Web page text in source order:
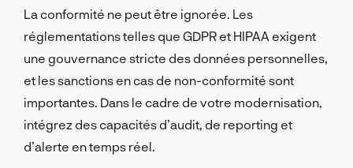
La conformité ne peut être ignorée. Les
réglementations telles que GDPR et HIPAA exigent
une gouvernance stricte des données personnelles,
et les sanctions en cas de non-conformité sont
importantes. Dans le cadre de votre modernisation,
intégrez des capacités d’audit, de reporting et
d’alerte en temps réel.